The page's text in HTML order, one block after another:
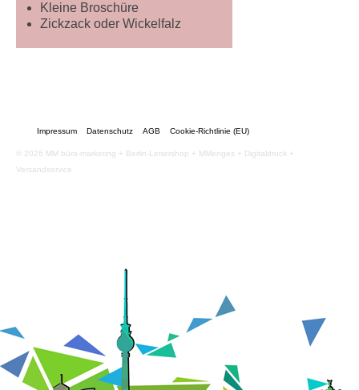
Kleine Broschüre
Zickzack oder Wickelfalz
Impressum Datenschutz AGB Cookie-Richtlinie (EU)
© 2026 MM büro-marketing + Berlin-Lettershop + MMenges + Digitaldruck +
Versandservice